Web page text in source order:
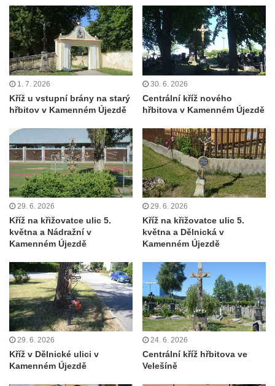
Mikulášovicích
Franzeho kříž u domu čp. 356 v
Mikulášovicích
Hammerberský kříž na křižovatce mezi
domy čp. 739 a 758 v Mikulášovicích
Kříž Johannese Herlta poblíž domu čp. 428
v Mikulášovicích
Drascheho kříž na zahradě domu čp. 915 v
Mikulášovicích
Hillův kříž u domu čp. 436 v Mikulášovicích
Hampelův kříž západně od dolního nádraží
v Mikulášovicích
Kříž před kostelem svatých Petra a Pavla v
Růžové
Vilémově
Centrální kříž na novém hřbitově ve
Vilémově
Kříž u kostela Nanebevzetí Panny Marie na
křížové cestě ve Vilémově
Kříž u cesty mezi Růžovou a Kamenickou
1. 7. 2026
Kříž u vstupní brány na starý
hřbitov v Kamenném Újezdě
30. 6. 2026
Centrální kříž nového
hřbitova v Kamenném Újezdě
29. 6. 2026
Kříž na křižovatce ulic 5.
května a Nádražní v
Kamenném Újezdě
29. 6. 2026
Kříž na křižovatce ulic 5.
května a Dělnická v
Kamenném Újezdě
29. 6. 2026
Kříž v Dělnické ulici v
Kamenném Újezdě
24. 6. 2026
Centrální kříž hřbitova ve
Velešíně